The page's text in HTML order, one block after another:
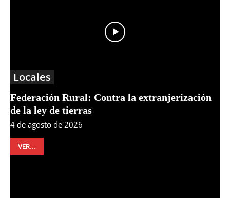
Locales
Federación Rural: Contra la extranjerización
de la ley de tierras
4 de agosto de 2026
VER...